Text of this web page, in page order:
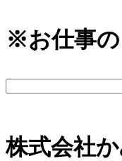
※お仕事の
株式会社